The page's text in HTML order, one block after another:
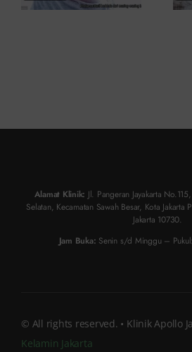
Alamat Klinik: Jl. Pangeran Jayakarta
Selatan, Kecamatan Sawah Besar, Kota Jakarta
Jakarta 10730.
Jam Buka: Senin s/d Minggu –
© All rights reserved. • Klinik Apollo
Kelamin Jakarta